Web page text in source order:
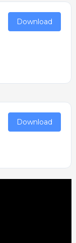
Download
Download